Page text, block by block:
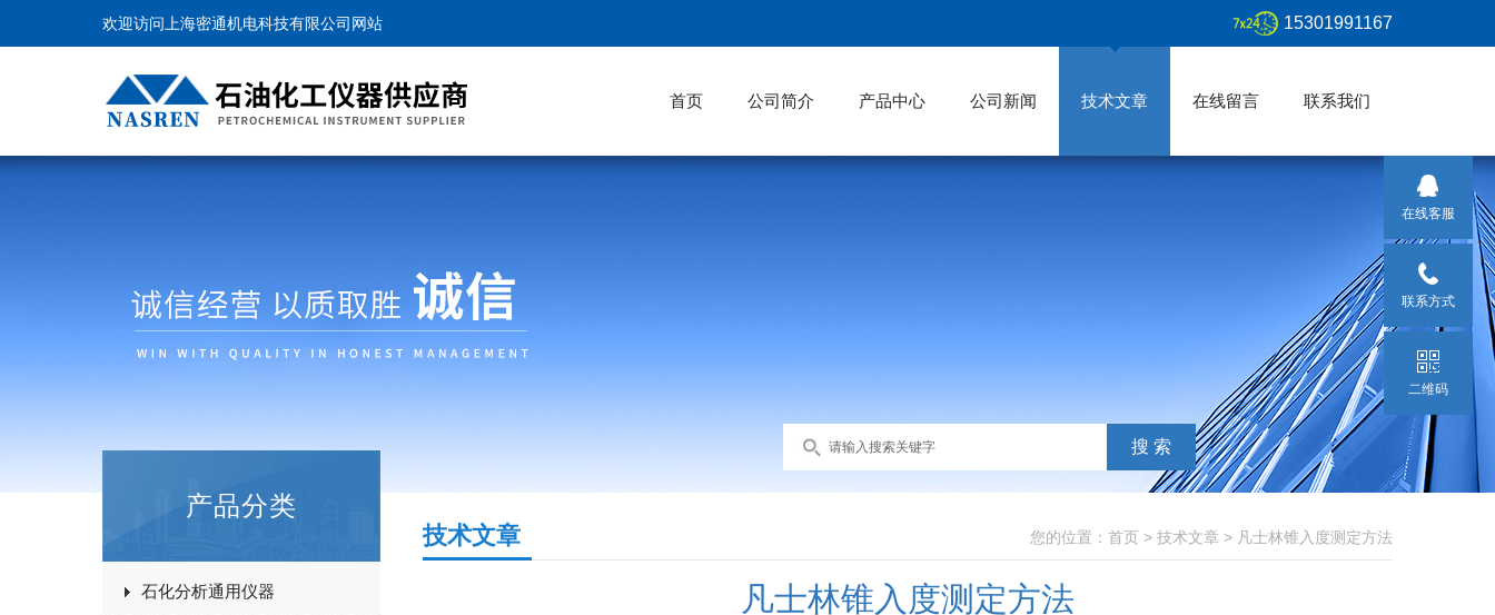
欢迎访问上海密通机电科技有限公司网站 15301991167
首页 公司简介 产品中心 公司新闻 技术文章 在线留言 联系我们
产品分类
石化分析通用仪器
您的位置： 首页 > 技术文章 > 凡士林锥入度测定方法
技术文章
凡士林锥入度测定方法
在线客服
联系方式
二维码